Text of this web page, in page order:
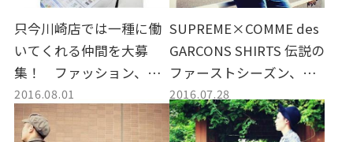
只今川崎店では一種に働
いてくれる仲間を大募
集！ ファッション、古
着に興味のある方は是
非！！
2016.08.01
SUPREME×COMME des
GARCONS SHIRTS 伝説の
ファーストシーズン、ミ
ラーBOXロゴパーカー入
荷！
2016.07.28